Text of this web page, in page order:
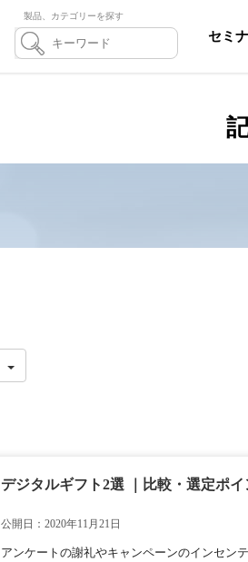
製品、カテゴリーを探す
セミ
デジタルギフト2選 ｜比較・選定ポ
公開日：2020年11月21日
アンケートの謝礼やキャンペーンのインセン